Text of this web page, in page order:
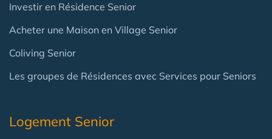
Investir en Résidence Senior
Acheter une Maison en Village Senior
Coliving Senior
Les groupes de Résidences avec Services pour Seniors
Logement Senior